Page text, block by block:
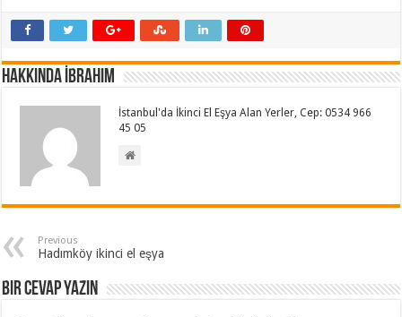
Hakkında İbrahim
İstanbul'da İkinci El Eşya Alan Yerler, Cep: 0534 966
45 05
Previous
Hadımköy ikinci el eşya
Bir cevap yazın